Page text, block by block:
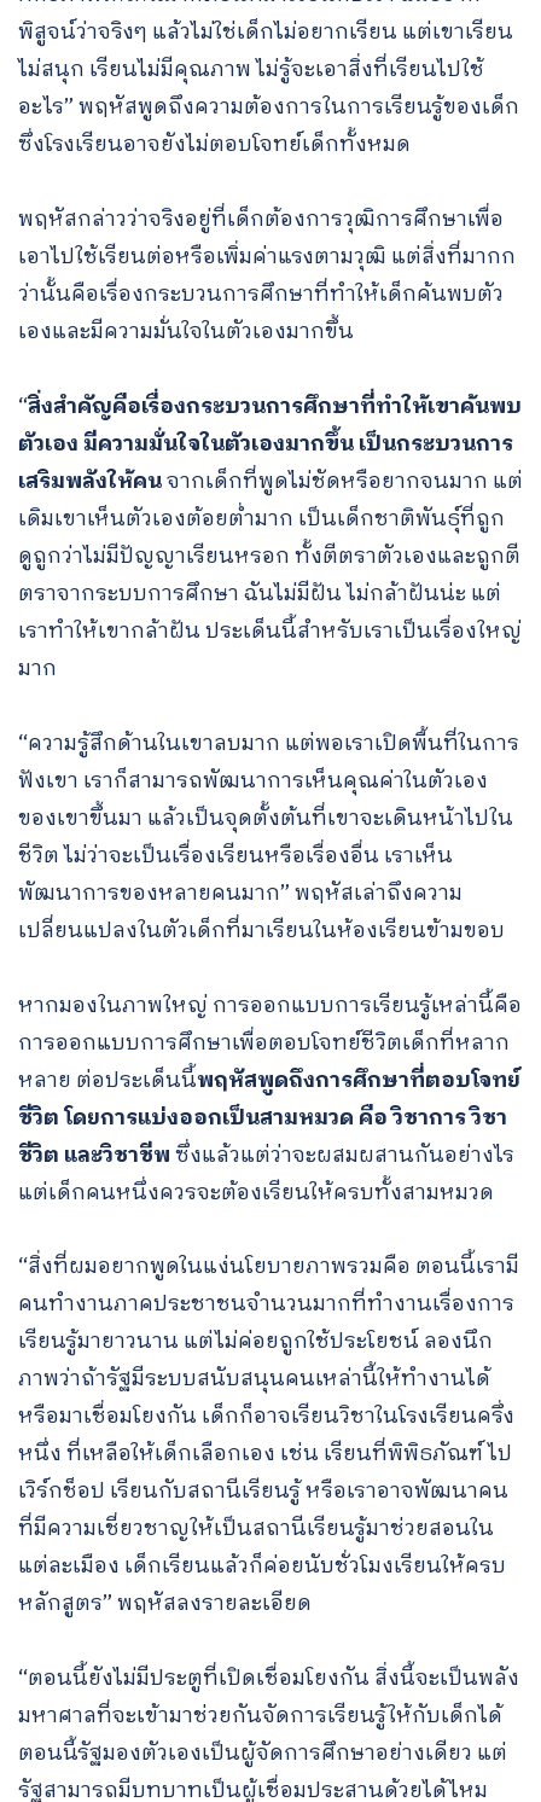
for:
พิสูจน์ว่าจริงๆ แล้วไม่ใช่เด็กไม่อยากเรียน แต่เขาเรียน
ไม่สนุก เรียนไม่มีคุณภาพ ไม่รู้จะเอาสิ่งที่เรียนไปใช้
อะไร” พฤหัสพูดถึงความต้องการในการเรียนรู้ของเด็ก
ซึ่งโรงเรียนอาจยังไม่ตอบโจทย์เด็กทั้งหมด
พฤหัสกล่าวว่าจริงอยู่ที่เด็กต้องการวุฒิการศึกษาเพื่อ
เอาไปใช้เรียนต่อหรือเพิ่มค่าแรงตามวุฒิ แต่สิ่งที่มากก
ว่านั้นคือเรื่องกระบวนการศึกษาที่ทําให้เด็กค้นพบตัว
เองและมีความมั่นใจในตัวเองมากขึ้น
“สิ่งสำคัญคือเรื่องกระบวนการศึกษาที่ทําให้เขาค้นพบ
ตัวเอง มีความมั่นใจในตัวเองมากขึ้น เป็นกระบวนการ
เสริมพลังให้คนจากเด็กที่พูดไม่ชัดหรือยากจนมาก แต่
เดิมเขาเห็นตัวเองต้อยต่ำมาก เป็นเด็กชาติพันธุ์ที่ถูก
ดูถูกว่าไม่มีปัญญาเรียนหรอก ทั้งตีตราตัวเองและถูกตี
ตราจากระบบการศึกษา ฉันไม่มีฝัน ไม่กล้าฝันน่ะ แต่
เราทําให้เขากล้าฝัน ประเด็นนี้สําหรับเราเป็นเรื่องใหญ่
มาก
“ความรู้สึกด้านในเขาลบมาก แต่พอเราเปิดพื้นที่ในการ
ฟังเขา เราก็สามารถพัฒนาการเห็นคุณค่าในตัวเอง
ของเขาขึ้นมา แล้วเป็นจุดตั้งต้นที่เขาจะเดินหน้าไปใน
ชีวิต ไม่ว่าจะเป็นเรื่องเรียนหรือเรื่องอื่น เราเห็น
พัฒนาการของหลายคนมาก” พฤหัสเล่าถึงความ
เปลี่ยนแปลงในตัวเด็กที่มาเรียนในห้องเรียนข้ามขอบ
หากมองในภาพใหญ่ การออกแบบการเรียนรู้เหล่านี้คือ
การออกแบบการศึกษาเพื่อตอบโจทย์ชีวิตเด็กที่หลาก
หลาย ต่อประเด็นนี้พฤหัสพูดถึงการศึกษาที่ตอบโจทย์
ชีวิต โดยการแบ่งออกเป็นสามหมวด คือ วิชาการ วิชา
ชีวิต และวิชาชีพซึ่งแล้วแต่ว่าจะผสมผสานกันอย่างไร
แต่เด็กคนหนึ่งควรจะต้องเรียนให้ครบทั้งสามหมวด
“สิ่งที่ผมอยากพูดในแง่นโยบายภาพรวมคือ ตอนนี้เรามี
คนทำงานภาคประชาชนจำนวนมากที่ทำงานเรื่องการ
เรียนรู้มายาวนาน แต่ไม่ค่อยถูกใช้ประโยชน์ ลองนึก
ภาพว่าถ้ารัฐมีระบบสนับสนุนคนเหล่านี้ให้ทำงานได้
หรือมาเชื่อมโยงกัน เด็กก็อาจเรียนวิชาในโรงเรียนครึ่ง
หนึ่ง ที่เหลือให้เด็กเลือกเอง เช่น เรียนที่พิพิธภัณฑ์ ไป
เวิร์กช็อป เรียนกับสถานีเรียนรู้ หรือเราอาจพัฒนาคน
ที่มีความเชี่ยวชาญให้เป็นสถานีเรียนรู้มาช่วยสอนใน
แต่ละเมือง เด็กเรียนแล้วก็ค่อยนับชั่วโมงเรียนให้ครบ
หลักสูตร” พฤหัสลงรายละเอียด
“ตอนนี้ยังไม่มีประตูที่เปิดเชื่อมโยงกัน สิ่งนี้จะเป็นพลัง
มหาศาลที่จะเข้ามาช่วยกันจัดการเรียนรู้ให้กับเด็กได้
ตอนนี้รัฐมองตัวเองเป็นผู้จัดการศึกษาอย่างเดียว แต่
รัฐสามารถมีบทบาทเป็นผู้เชื่อมประสานด้วยได้ไหม